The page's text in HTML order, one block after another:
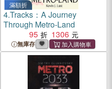
滿額折
4.Tracks：A Journey
Through Metro-Land
95
1306
無庫存